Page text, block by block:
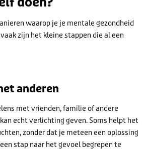
waarop je je mentale gezondheid
zijn het kleine stappen die al een
anderen
met vrienden, familie of andere
echt verlichting geven. Soms helpt het
zonder dat je meteen een oplossing
stap naar het gevoel begrepen te